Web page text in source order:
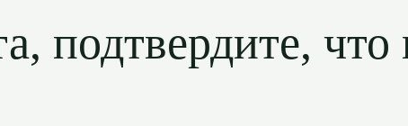
подтвердите, что